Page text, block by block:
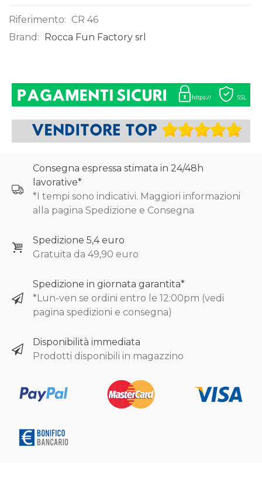
Riferimento: CR 46
Brand: Rocca Fun Factory srl
Consegna espressa stimata in 24/48h
lavorative*
*I tempi sono indicativi. Maggiori informazioni
alla pagina Spedizione e Consegna
Spedizione 5,4 euro
Gratuita da 49,90 euro
Spedizione in giornata garantita*
*Lun-ven se ordini entro le 12:00pm (vedi
pagina spedizioni e consegna)
Disponibilità immediata
Prodotti disponibili in magazzino